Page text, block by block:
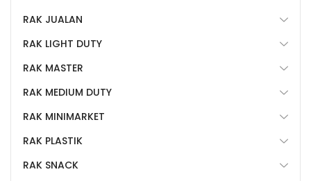
RAK JUALAN
RAK LIGHT DUTY
RAK MASTER
RAK MEDIUM DUTY
RAK MINIMARKET
RAK PLASTIK
RAK SNACK